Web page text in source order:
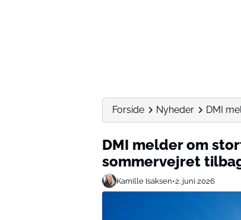
Forside Nyheder DMI
DMI melder om
sommervejret
Kamille Isaksen•2. juni 2026